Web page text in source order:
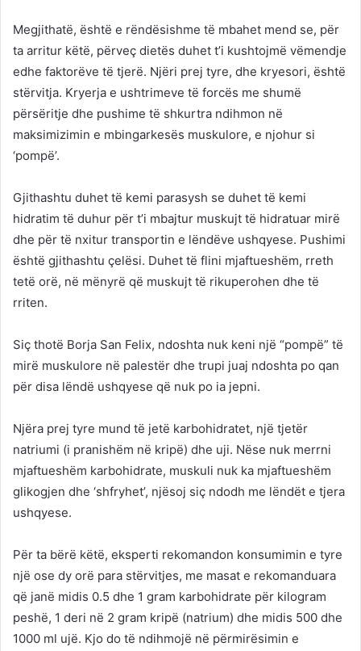
Megjithatë, është e rëndësishme të mbahet mend se, për
ta arritur këtë, përveç dietës duhet t’i kushtojmë vëmendje
edhe faktorëve të tjerë. Njëri prej tyre, dhe kryesori, është
stërvitja. Kryerja e ushtrimeve të forcës me shumë
përsëritje dhe pushime të shkurtra ndihmon në
maksimizimin e mbingarkesës muskulore, e njohur si
‘pompë’.
Gjithashtu duhet të kemi parasysh se duhet të kemi
hidratim të duhur për t’i mbajtur muskujt të hidratuar mirë
dhe për të nxitur transportin e lëndëve ushqyese. Pushimi
është gjithashtu çelësi. Duhet të flini mjaftueshëm, rreth
tetë orë, në mënyrë që muskujt të rikuperohen dhe të
rriten.
Siç thotë Borja San Felix, ndoshta nuk keni një “pompë” të
mirë muskulore në palestër dhe trupi juaj ndoshta po qan
për disa lëndë ushqyese që nuk po ia jepni.
Njëra prej tyre mund të jetë karbohidratet, një tjetër
natriumi (i pranishëm në kripë) dhe uji. Nëse nuk merrni
mjaftueshëm karbohidrate, muskuli nuk ka mjaftueshëm
glikogjen dhe ‘shfryhet’, njësoj siç ndodh me lëndët e tjera
ushqyese.
Për ta bërë këtë, eksperti rekomandon konsumimin e tyre
një ose dy orë para stërvitjes, me masat e rekomanduara
që janë midis 0.5 dhe 1 gram karbohidrate për kilogram
peshë, 1 deri në 2 gram kripë (natrium) dhe midis 500 dhe
1000 ml ujë. Kjo do të ndihmojë në përmirësimin e